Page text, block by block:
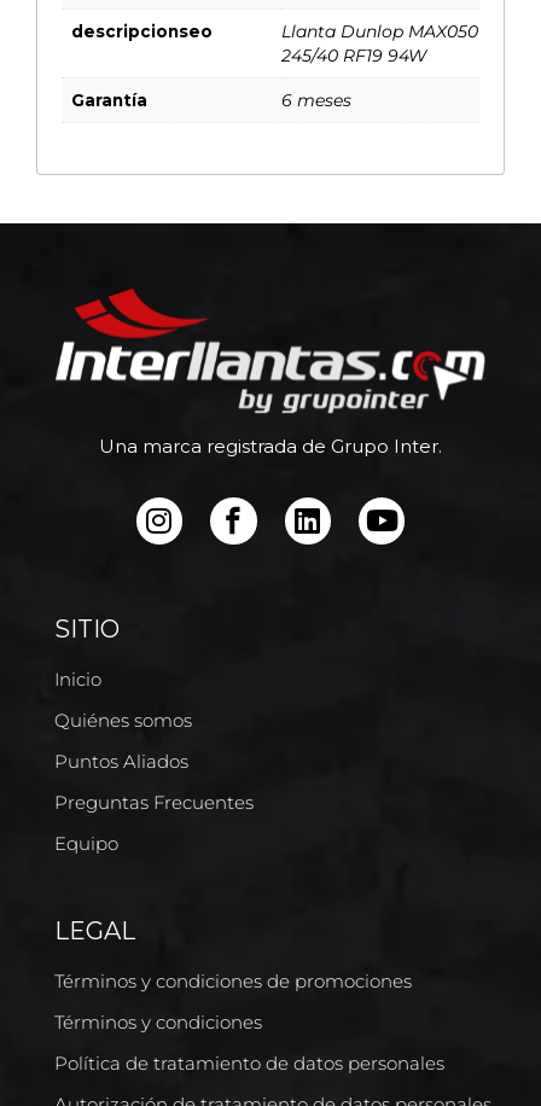
descripcionseo
Llanta Dunlop MAX050
245/40 RF19 94W
Garantía 6 meses
Una marca registrada de Grupo Inter.
SITIO
Inicio
Quiénes somos
Puntos Aliados
Preguntas Frecuentes
Equipo
LEGAL
Términos y condiciones de promociones
Términos y condiciones
Política de tratamiento de datos personales